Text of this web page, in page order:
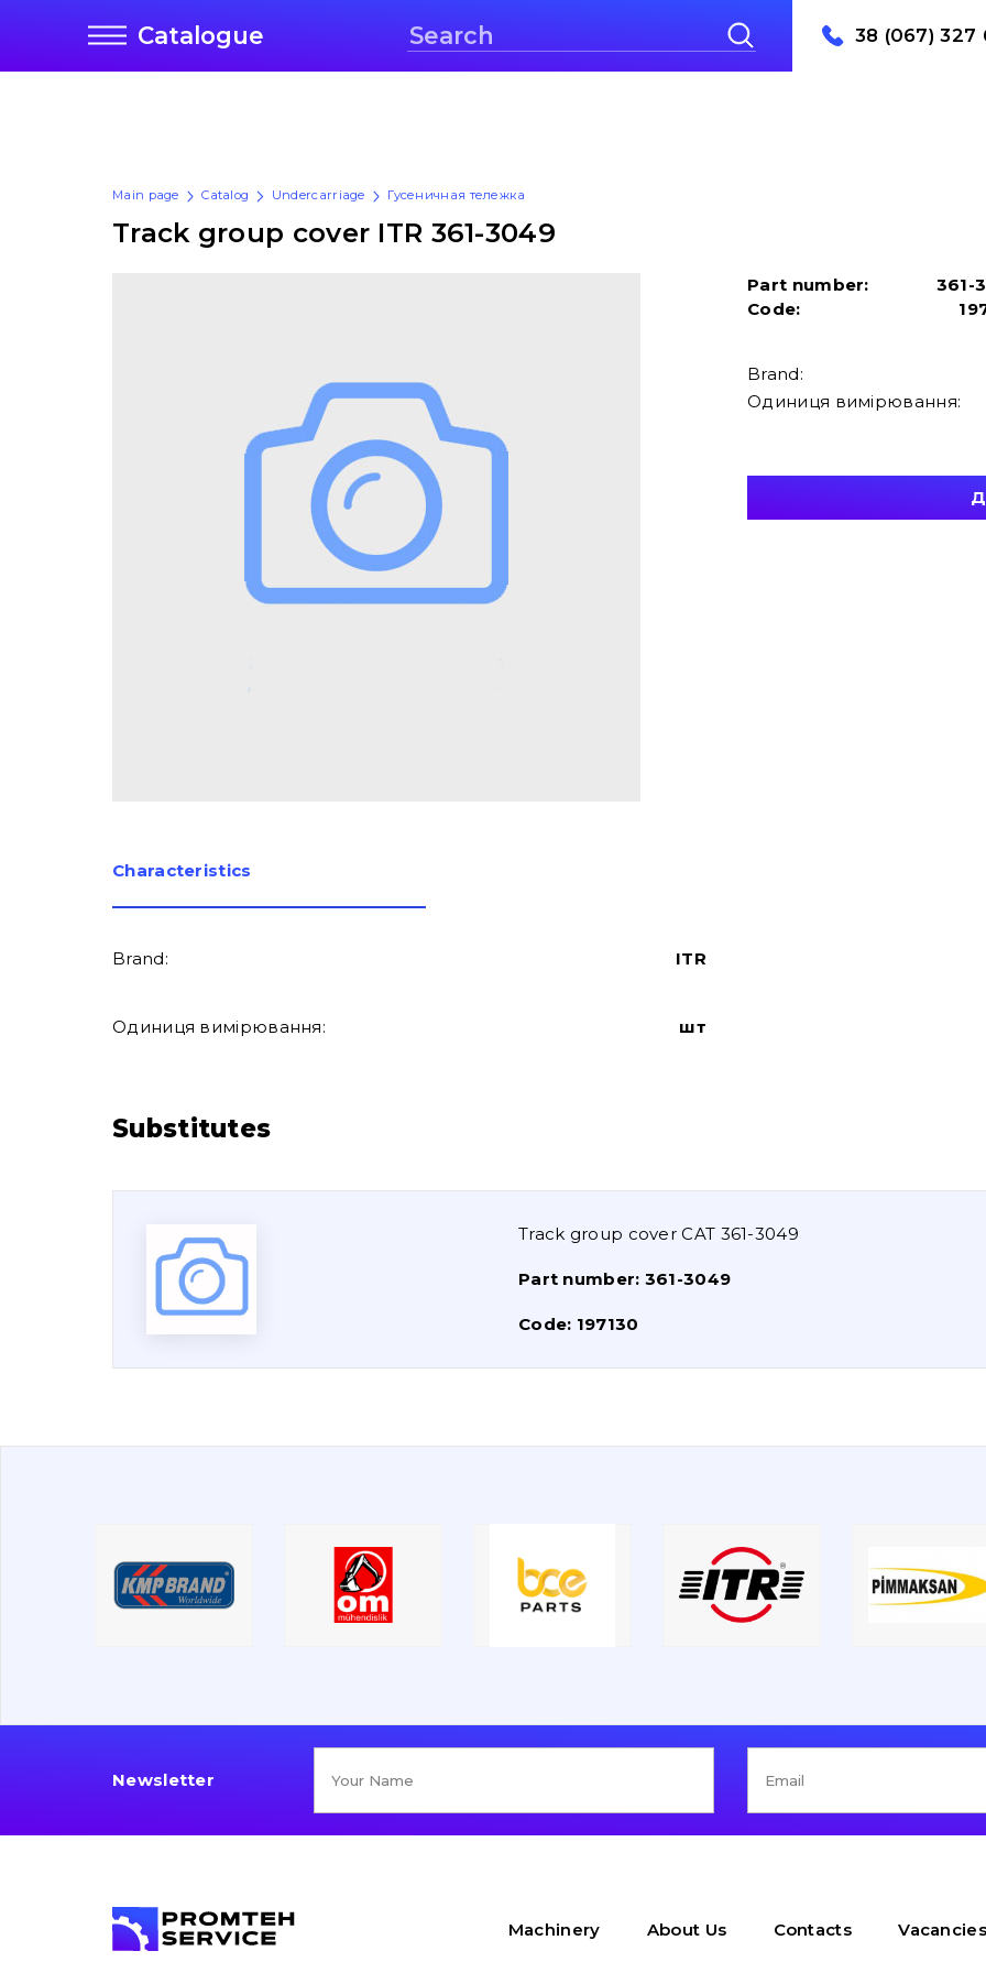
Catalogue 38 (067) 327
Main page Catalog Undercarriage Гусеничная тележка
Track group cover ITR 361-3049
Part number:
361-
Code:
Brand:
Одиниця вимірювання:
Сharacteristics
Brand: ITR
Одиниця вимірювання: шт
Substitutes
Track group cover CAT 361-3049
Part number: 361-3049
Code: 197130
Newsletter
Machinery About Us Contacts Vacancies